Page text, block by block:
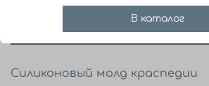
В корзину
Силиконовый молд краспедии
В каталог